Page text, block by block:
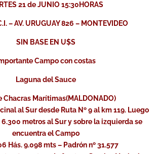
21 de JUNIO 15:30HORAS
– AV. URUGUAY 826 – MONTEVIDEO
SIN BASE EN U$S
Campo con costas
Laguna del Sauce
Chacras Marítimas(MALDONADO)
al Sur desde Ruta Nº 9 al km 119. Luego
metros al Sur y sobre la izquierda se
encuentra el Campo
Hás. 9.098 mts – Padrón nº 31.577